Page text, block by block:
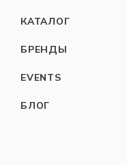
КАТАЛОГ
БРЕНДЫ
EVENTS
БЛОГ